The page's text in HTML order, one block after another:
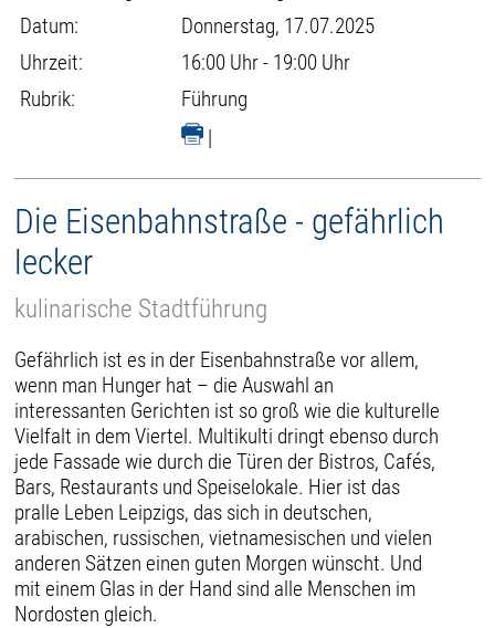
Datum:
Donnerstag, 17.07.2025
Uhrzeit:
16:00 Uhr - 19:00 Uhr
Rubrik:
Führung
|
Die Eisenbahnstraße - gefährlich
lecker
kulinarische Stadtführung
Gefährlich ist es in der Eisenbahnstraße vor allem,
wenn man Hunger hat – die Auswahl an
interessanten Gerichten ist so groß wie die kulturelle
Vielfalt in dem Viertel. Multikulti dringt ebenso durch
jede Fassade wie durch die Türen der Bistros, Cafés,
Bars, Restaurants und Speiselokale. Hier ist das
pralle Leben Leipzigs, das sich in deutschen,
arabischen, russischen, vietnamesischen und vielen
anderen Sätzen einen guten Morgen wünscht. Und
mit einem Glas in der Hand sind alle Menschen im
Nordosten gleich.